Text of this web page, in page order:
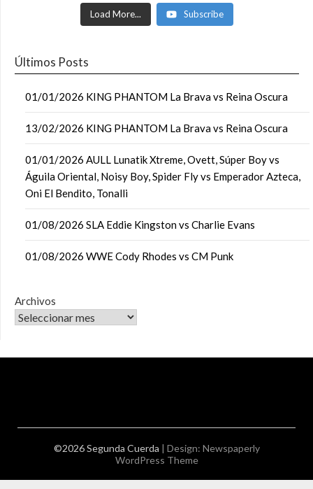
Load More... Subscribe
Últimos Posts
01/01/2026 KING PHANTOM La Brava vs Reina Oscura
13/02/2026 KING PHANTOM La Brava vs Reina Oscura
01/01/2026 AULL Lunatik Xtreme, Ovett, Súper Boy vs
Águila Oriental, Noisy Boy, Spider Fly vs Emperador Azteca,
Oni El Bendito, Tonalli
01/08/2026 SLA Eddie Kingston vs Charlie Evans
01/08/2026 WWE Cody Rhodes vs CM Punk
Archivos
©2026 Segunda Cuerda | Design: Newspaperly
WordPress Theme